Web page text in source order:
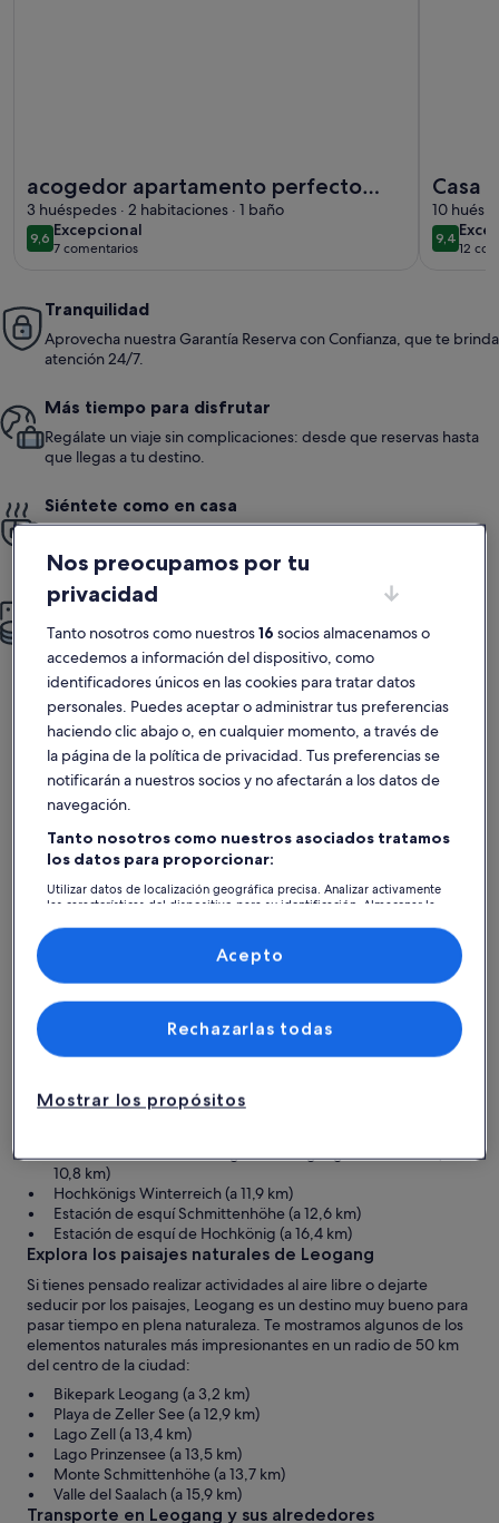
acogedor apartamento perfecto
para todas las actividades con vistas
a la montaña
3 huéspedes · 2 habitaciones · 1 baño
9,69,6 de 10
Excepcional
excepcional
7 comentarios
(7 comentarios)
Casa
10
9,49,4 de
12
(12
Tranquilidad
Aprovecha nuestra Garantía Reserva con Confianza, que te brinda
atención 24/7.
Más tiempo para disfrutar
Regálate un viaje sin complicaciones: desde que reservas hasta
que llegas a tu destino.
Siéntete como en casa
¡mucho más!
Más por menos
Más espacio, más privacidad, más servicios y ¡una mejor relación
calidad-precio!
Elige un alquiler vacacional para tu próxima escapada
a Leogang
Leogang te sorprenderá por sus museos, así como por muchos
otros atractivos. Anímate a explorar este interesante destino,
famoso por el esquí, sus pistas de ciclismo y sus restaurantes.
¡No te dejará indiferente! ¿Te vas de viaje en familia, con la
pareja o los amigos y buscas un lugar amplio donde alojaros? Te
interesará el alquiler vacacional, pues muchas de estas viviendas
como en casa.
Actividades y atracciones en Leogang y en los
alrededores
¿Quieres descubrir las atracciones que puedes visitar en la zona?
Sal de tu casa de vacaciones y descubre lo que hace que
Leogang sea un lugar de vacaciones único. Estas son algunas de
Club de golf Urslautal (a 9,9 km)
Skicircus Saalbach-Hinterglemm Leogang Fieberbrunn (a
10,8 km)
Hochkönigs Winterreich (a 11,9 km)
Estación de esquí Schmittenhöhe (a 12,6 km)
Estación de esquí de Hochkönig (a 16,4 km)
Explora los paisajes naturales de Leogang
Si tienes pensado realizar actividades al aire libre o dejarte
seducir por los paisajes, Leogang es un destino muy bueno para
pasar tiempo en plena naturaleza. Te mostramos algunos de los
elementos naturales más impresionantes en un radio de 50 km
del centro de la ciudad:
Bikepark Leogang (a 3,2 km)
Playa de Zeller See (a 12,9 km)
Lago Zell (a 13,4 km)
Lago Prinzensee (a 13,5 km)
Monte Schmittenhöhe (a 13,7 km)
Valle del Saalach (a 15,9 km)
Transporte en Leogang y sus alrededores
Nos preocupamos por tu
privacidad
Tanto nosotros como nuestros16 socios almacenamos o
accedemos a información del dispositivo, como
identificadores únicos en las cookies para tratar datos
personales. Puedes aceptar o administrar tus preferencias
haciendo clic abajo o, en cualquier momento, a través de
la página de la política de privacidad. Tus preferencias se
notificarán a nuestros socios y no afectarán a los datos de
navegación.
Tanto nosotros como nuestros asociados tratamos
los datos para proporcionar:
Utilizar datos de localización geográfica precisa. Analizar activamente
las características del dispositivo para su identificación. Almacenar la
contenido personalizados, medición de publicidad y contenido,
investigación de audiencia y desarrollo de servicios.
Mostrar los propósitos
Rechazarlas todas
Acepto